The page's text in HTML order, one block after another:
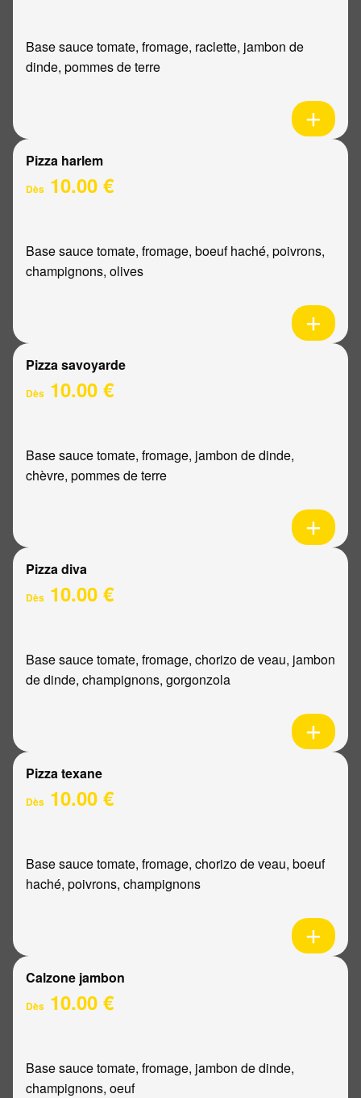
Base sauce tomate, fromage, raclette, jambon de
dinde, pommes de terre
Pizza harlem
Dès 10.00 €
Base sauce tomate, fromage, boeuf haché, poivrons,
champignons, olives
Pizza savoyarde
Dès 10.00 €
Base sauce tomate, fromage, jambon de dinde,
chèvre, pommes de terre
Pizza diva
Dès 10.00 €
Base sauce tomate, fromage, chorizo de veau, jambon
de dinde, champignons, gorgonzola
Pizza texane
Dès 10.00 €
Base sauce tomate, fromage, chorizo de veau, boeuf
haché, poivrons, champignons
Calzone jambon
Dès 10.00 €
Base sauce tomate, fromage, jambon de dinde,
champignons, oeuf